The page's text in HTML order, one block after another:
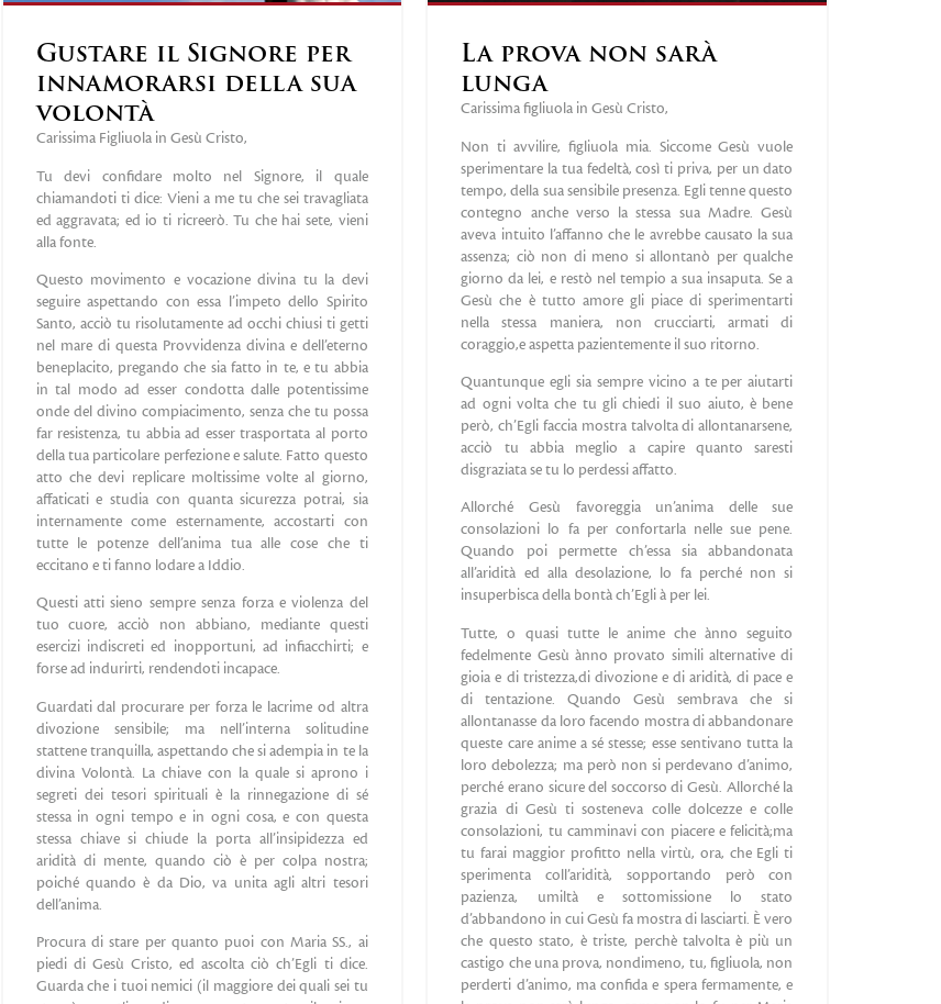
Gustare il Signore per
innamorarsi della sua
volontà
Carissima Figliuola in Gesù Cristo,
Tu devi confidare molto nel Signore, il quale
chiamandoti ti dice: Vieni a me tu che sei travagliata
ed aggravata; ed io ti ricreerò. Tu che hai sete, vieni
alla fonte.
Questo movimento e vocazione divina tu la devi
seguire aspettando con essa l’impeto dello Spirito
Santo, acciò tu risolutamente ad occhi chiusi ti getti
nel mare di questa Provvidenza divina e dell’eterno
beneplacito, pregando che sia fatto in te, e tu abbia
in tal modo ad esser condotta dalle potentissime
onde del divino compiacimento, senza che tu possa
far resistenza, tu abbia ad esser trasportata al porto
della tua particolare perfezione e salute. Fatto questo
atto che devi replicare moltissime volte al giorno,
affaticati e studia con quanta sicurezza potrai, sia
internamente come esternamente, accostarti con
tutte le potenze dell’anima tua alle cose che ti
eccitano e ti fanno lodare a Iddio.
Questi atti sieno sempre senza forza e violenza del
tuo cuore, acciò non abbiano, mediante questi
esercizi indiscreti ed inopportuni, ad infiacchirti; e
forse ad indurirti, rendendoti incapace.
Guardati dal procurare per forza le lacrime od altra
divozione sensibile; ma nell’interna solitudine
stattene tranquilla, aspettando che si adempia in te la
divina Volontà. La chiave con la quale si aprono i
segreti dei tesori spirituali è la rinnegazione di sé
stessa in ogni tempo e in ogni cosa, e con questa
stessa chiave si chiude la porta all’insipidezza ed
aridità di mente, quando ciò è per colpa nostra;
poiché quando è da Dio, va unita agli altri tesori
dell’anima.
Procura di stare per quanto puoi con Maria SS., ai
piedi di Gesù Cristo, ed ascolta ciò ch’Egli ti dice.
Guarda che i tuoi nemici (il maggiore dei quali sei tu
La prova non sarà
lunga
Carissima figliuola in Gesù Cristo,
Non ti avvilire, figliuola mia. Siccome Gesù vuole
sperimentare la tua fedeltà, così ti priva, per un dato
tempo, della sua sensibile presenza. Egli tenne questo
contegno anche verso la stessa sua Madre. Gesù
aveva intuito l’affanno che le avrebbe causato la sua
assenza; ciò non di meno si allontanò per qualche
giorno da lei, e restò nel tempio a sua insaputa. Se a
Gesù che è tutto amore gli piace di sperimentarti
nella stessa maniera, non crucciarti, armati di
coraggio,e aspetta pazientemente il suo ritorno.
Quantunque egli sia sempre vicino a te per aiutarti
ad ogni volta che tu gli chiedi il suo aiuto, è bene
però, ch’Egli faccia mostra talvolta di allontanarsene,
acciò tu abbia meglio a capire quanto saresti
disgraziata se tu lo perdessi affatto.
Allorché Gesù favoreggia un’anima delle sue
consolazioni lo fa per confortarla nelle sue pene.
Quando poi permette ch’essa sia abbandonata
all’aridità ed alla desolazione, lo fa perché non si
insuperbisca della bontà ch’Egli à per lei.
Tutte, o quasi tutte le anime che ànno seguito
fedelmente Gesù ànno provato simili alternative di
gioia e di tristezza,di divozione e di aridità, di pace e
di tentazione. Quando Gesù sembrava che si
allontanasse da loro facendo mostra di abbandonare
queste care anime a sé stesse; esse sentivano tutta la
loro debolezza; ma però non si perdevano d’animo,
perché erano sicure del soccorso di Gesù. Allorché la
grazia di Gesù ti sosteneva colle dolcezze e colle
consolazioni, tu camminavi con piacere e felicità;ma
tu farai maggior profitto nella virtù, ora, che Egli ti
sperimenta coll’aridità, sopportando però con
pazienza, umiltà e sottomissione lo stato
d’abbandono in cui Gesù fa mostra di lasciarti. È vero
che questo stato, è triste, perchè talvolta è più un
castigo che una prova, nondimeno, tu, figliuola, non
perderti d’animo, ma confida e spera fermamente, e